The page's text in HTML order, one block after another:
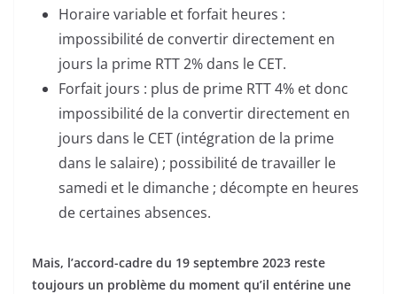
Horaire variable et forfait heures :
impossibilité de convertir directement en
jours la prime RTT 2% dans le CET.
Forfait jours : plus de prime RTT 4% et donc
impossibilité de la convertir directement en
jours dans le CET (intégration de la prime
dans le salaire) ; possibilité de travailler le
samedi et le dimanche ; décompte en heures
de certaines absences.
Mais, l’accord-cadre du 19 septembre 2023 reste
toujours un problème du moment qu’il entérine une